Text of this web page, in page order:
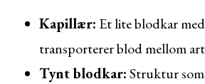
Kapillær: Et lite blodkar
transporterer blod mellom
Tynt blodkar:Struktur